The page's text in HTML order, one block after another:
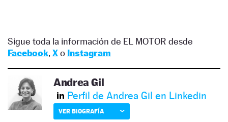
Sigue toda la información de EL MOTOR desde
Facebook, Xo Instagram
Andrea Gil
Perfil de Andrea Gil en Linkedin
VER BIOGRAFÍA